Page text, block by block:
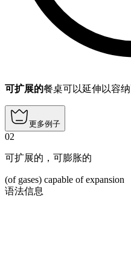
可扩展的餐桌可以延伸以容纳
更多例子
02
可扩展的，可膨胀的
(of gases) capable of expansion
语法信息